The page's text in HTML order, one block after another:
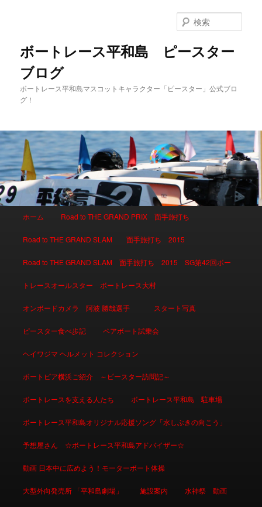
ボートレース平和島 ピースター
ブログ
ボートレース平和島マスコットキャラクター「ピースター」公式ブロ
グ！
索
メインコンテンツへ移動
サブコンテンツへ移動
ホーム Road to THE GRAND PRIX 面手旅打ち
Road to THE GRAND SLAM 面手旅打ち 2015
Road to THE GRAND SLAM 面手旅打ち 2015 SG第42回ボー
トレースオールスター ボートレース大村
オンボードカメラ 阿波 勝哉選手 スタート写真
ピースター食べ歩記 ペアボート試乗会
ヘイワジマ ヘルメット コレクション
ボートピア横浜ご紹介 ～ピースター訪問記～
ボートレースを支える人たち ボートレース平和島 駐車場
ボートレース平和島オリジナル応援ソング「水しぶきの向こう」
予想屋さん ☆ボートレース平和島アドバイザー☆
動画 日本中に広めよう！モーターボート体操
大型外向発売所 「平和島劇場」 施設案内 水神祭 動画